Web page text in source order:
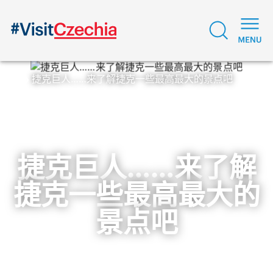
捷克巨人……来了解捷克一些最高最大的景点吧
捷克巨人……来了解
捷克一些最高最大的
景点吧